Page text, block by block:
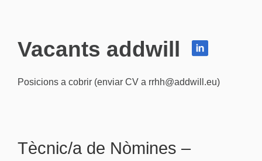
Vacants addwill
Posicions a cobrir (enviar CV a rrhh@addwill.eu)
Tècnic/a de Nòmines –